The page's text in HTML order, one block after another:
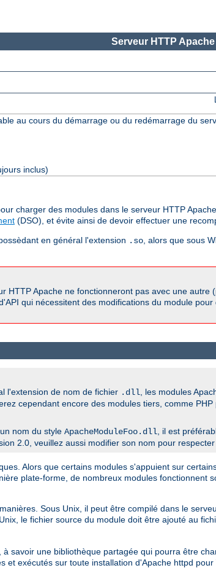
Serveur HTTP
au cours du démarrage ou du redémarrage du
inclus)
charger des modules dans le serveur HTTP
(DSO), et évite ainsi de devoir effectuer une
en général l'extension .so, alors que sous
HTTP Apache ne fonctionneront pas avec une autre
qui nécessitent des modifications du module
l'extension de nom de fichier .dll , les modules
cependant encore des modules tiers, comme
nom du style ApacheModuleFoo.dll , il est
2.0, veuillez aussi modifier son nom pour
Alors que certains modules s'appuient sur
plate-forme, de nombreux modules fonctionnent
Sous Unix, il peut être compilé dans le
le fichier source du module doit être ajouté au
savoir une bibliothèque partagée qui pourra être
et exécutés sur toute installation d'Apache httpd